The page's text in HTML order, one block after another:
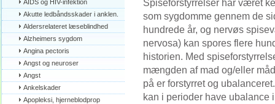
AIDS og HIV-infektion
Akutte ledbåndsskader i anklen.
Aldersrelateret læseblindhed
Alzheimers sygdom
Angina pectoris
Angst og neuroser
Angst
Ankelskader
Apopleksi, hjerneblodprop
Spiseforstyrrelser har været
som sygdomme gennem de
hundrede år, og nervøs
nervosa) kan spores flere
historien. Med
mængden af mad og/eller
på er forstyrret og
kan i perioder have ubalance